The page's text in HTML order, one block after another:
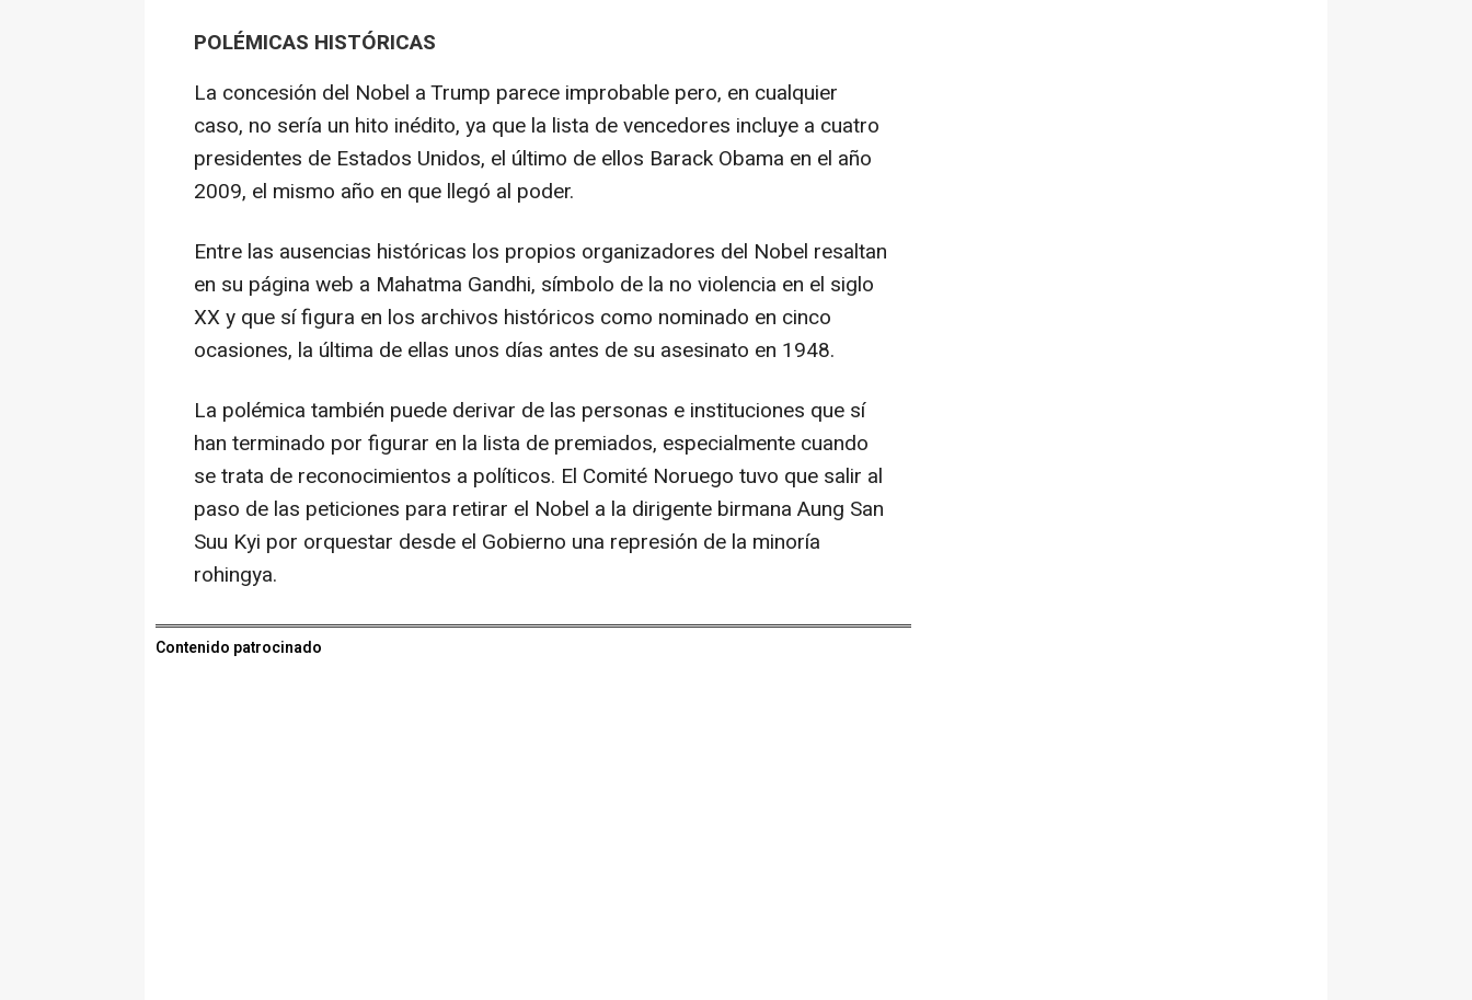
POLÉMICAS HISTÓRICAS
La concesión del Nobel a Trump parece improbable pero, en cualquier
caso, no sería un hito inédito, ya que la lista de vencedores incluye a cuatro
presidentes de Estados Unidos, el último de ellos Barack Obama en el año
2009, el mismo año en que llegó al poder.
Entre las ausencias históricas los propios organizadores del Nobel resaltan
en su página web a Mahatma Gandhi, símbolo de la no violencia en el siglo
XX y que sí figura en los archivos históricos como nominado en cinco
ocasiones, la última de ellas unos días antes de su asesinato en 1948.
La polémica también puede derivar de las personas e instituciones que sí
han terminado por figurar en la lista de premiados, especialmente cuando
se trata de reconocimientos a políticos. El Comité Noruego tuvo que salir al
paso de las peticiones para retirar el Nobel a la dirigente birmana Aung San
Suu Kyi por orquestar desde el Gobierno una represión de la minoría
rohingya.
Contenido patrocinado